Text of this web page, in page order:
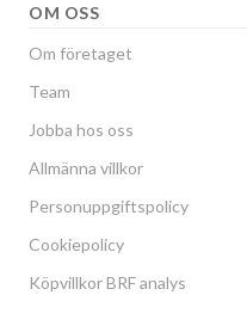
OM OSS
Om företaget
Team
Jobba hos oss
Allmänna villkor
Personuppgiftspolicy
Cookiepolicy
Köpvillkor BRF analys